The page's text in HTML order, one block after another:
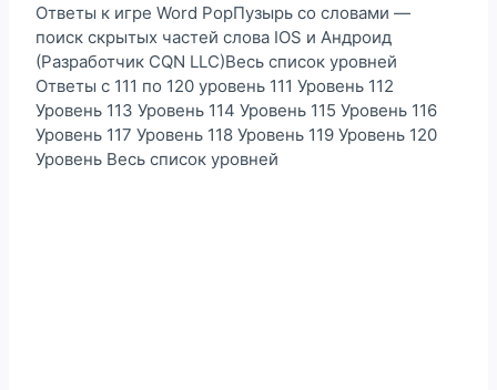
Ответы к игре Word PopПузырь со словами —
поиск скрытых частей слова IOS и Андроид
(Разработчик CQN LLC)Весь список уровней
Ответы с 111 по 120 уровень 111 Уровень 112
Уровень 113 Уровень 114 Уровень 115 Уровень 116
Уровень 117 Уровень 118 Уровень 119 Уровень 120
Уровень Весь список уровней